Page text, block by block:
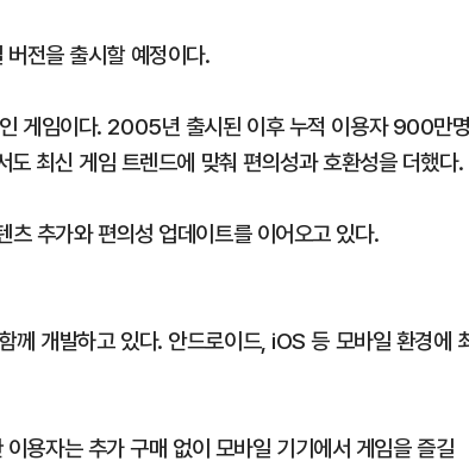
전을 출시할 예정이다.
게임이다. 2005년 출시된 이후 누적 이용자 900만
최신 게임 트렌드에 맞춰 편의성과 호환성을 더했다.
추가와 편의성 업데이트를 이어오고 있다.
께 개발하고 있다. 안드로이드, iOS 등 모바일 환경에
용자는 추가 구매 없이 모바일 기기에서 게임을 즐길